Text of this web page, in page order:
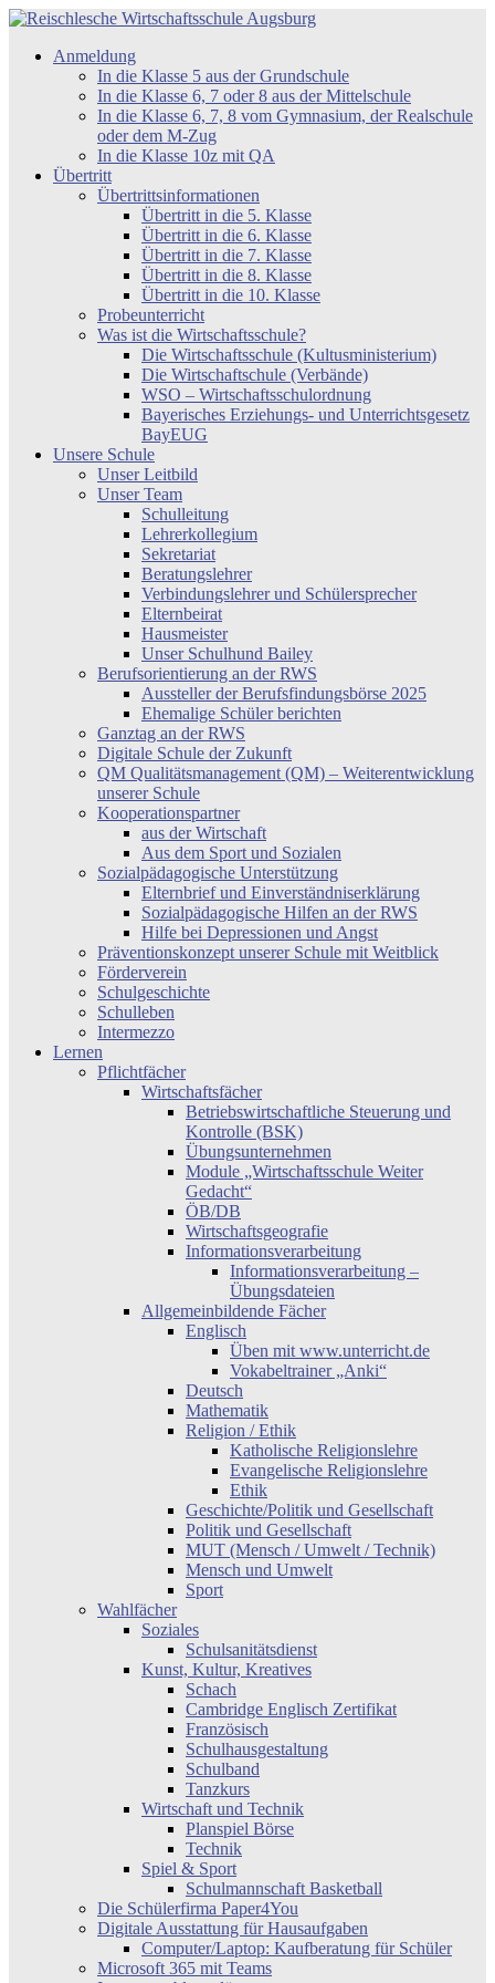
Zum
springen
Reischlesche
Wirtschaftsschule
Anmeldung
In die Klasse 5 aus der Grundschule
In die Klasse 6, 7 oder 8 aus der Mittelschule
In die Klasse 6, 7, 8 vom Gymnasium, der Realschule
oder dem M-Zug
In die Klasse 10z mit QA
Übertritt
Übertrittsinformationen
Übertritt in die 5. Klasse
Übertritt in die 6. Klasse
Übertritt in die 7. Klasse
Übertritt in die 8. Klasse
Übertritt in die 10. Klasse
Probeunterricht
Was ist die Wirtschaftsschule?
Die Wirtschaftsschule (Kultusministerium)
Die Wirtschaftschule (Verbände)
WSO – Wirtschaftsschulordnung
Bayerisches Erziehungs- und Unterrichtsgesetz
BayEUG
Unsere Schule
Unser Leitbild
Unser Team
Schulleitung
Lehrerkollegium
Sekretariat
Beratungslehrer
Verbindungslehrer und Schülersprecher
Elternbeirat
Hausmeister
Unser Schulhund Bailey
Berufsorientierung an der RWS
Aussteller der Berufsfindungsbörse 2025
Ehemalige Schüler berichten
Ganztag an der RWS
Digitale Schule der Zukunft
QM Qualitätsmanagement (QM) – Weiterentwicklung
unserer Schule
Kooperationspartner
aus der Wirtschaft
Aus dem Sport und Sozialen
Sozialpädagogische Unterstützung
Elternbrief und Einverständniserklärung
Sozialpädagogische Hilfen an der RWS
Hilfe bei Depressionen und Angst
Präventionskonzept unserer Schule mit Weitblick
Förderverein
Schulgeschichte
Schulleben
Intermezzo
Lernen
Pflichtfächer
Wirtschaftsfächer
Betriebswirtschaftliche Steuerung und
Kontrolle (BSK)
Übungsunternehmen
Module „Wirtschaftsschule Weiter
Gedacht“
ÖB/DB
Wirtschaftsgeografie
Informationsverarbeitung
Informationsverarbeitung –
Übungsdateien
Allgemeinbildende Fächer
Englisch
Üben mit www.unterricht.de
Vokabeltrainer „Anki“
Deutsch
Mathematik
Religion / Ethik
Katholische Religionslehre
Evangelische Religionslehre
Ethik
Geschichte/Politik und Gesellschaft
Politik und Gesellschaft
MUT (Mensch / Umwelt / Technik)
Mensch und Umwelt
Sport
Wahlfächer
Soziales
Schulsanitätsdienst
Kunst, Kultur, Kreatives
Schach
Cambridge Englisch Zertifikat
Französisch
Schulhausgestaltung
Schulband
Tanzkurs
Wirtschaft und Technik
Planspiel Börse
Technik
Spiel & Sport
Schulmannschaft Basketball
Die Schülerfirma Paper4You
Digitale Ausstattung für Hausaufgaben
Computer/Laptop: Kaufberatung für Schüler
Microsoft 365 mit Teams